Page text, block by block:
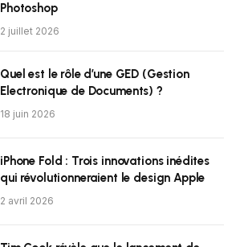
Photoshop
2 juillet 2026
Quel est le rôle d’une GED (Gestion
Electronique de Documents) ?
18 juin 2026
iPhone Fold : Trois innovations inédites
qui révolutionneraient le design Apple
2 avril 2026